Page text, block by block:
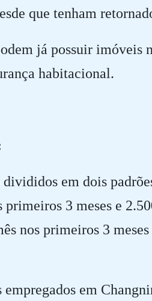
que tenham
já possuir imóveis
habitacional.
em dois
3 meses e
nos primeiros 3
em